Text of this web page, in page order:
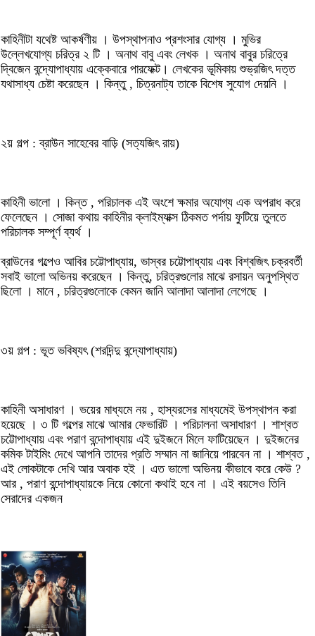
কাহিনীটা যথেষ্ট আকর্ষণীয় । উপস্থাপনাও প্রশংসার যোগ্য । মুভির
উল্লেখযোগ্য চরিত্র ২ টি । অনাথ বাবু এবং লেখক । অনাথ বাবুর চরিত্রে
দ্বিজেন বন্দ্যোপাধ্যায় এক্কেবারে পারফেক্ট। লেখকের ভূমিকায় শুভ্রজিৎ দত্ত
যথাসাধ্য চেষ্টা করেছেন । কিন্তু , চিত্রনাট্য তাকে বিশেষ সুযোগ দেয়নি ।
২য় গল্প : ব্রাউন সাহেবের বাড়ি (সত্যজিৎ রায়)
কাহিনী ভালো । কিন্ত , পরিচালক এই অংশে ক্ষমার অযোগ্য এক অপরাধ করে
ফেলেছেন । সোজা কথায় কাহিনীর ক্লাইম্যাক্স ঠিকমত পর্দায় ফুটিয়ে তুলতে
পরিচালক সম্পূর্ণ ব্যর্থ ।
ব্রাউনের গল্পেও আবির চট্টোপাধ্যায়, ভাস্বর চট্টোপাধ্যায় এবং বিশ্বজিৎ চক্রবর্তী
সবাই ভালো অভিনয় করেছেন । কিন্তু, চরিত্রগুলোর মাঝে রসায়ন অনুপস্থিত
ছিলো । মানে , চরিত্রগুলোকে কেমন জানি আলাদা আলাদা লেগেছে ।
৩য় গল্প : ভূত ভবিষ্যৎ (শরদিন্দু বন্দ্যোপাধ্যায়)
কাহিনী অসাধারণ । ভয়ের মাধ্যমে নয় , হাস্যরসের মাধ্যমেই উপস্থাপন করা
হয়েছে । ৩ টি গল্পের মাঝে আমার ফেভারিট । পরিচালনা অসাধারণ । শাশ্বত
চট্টোপাধ্যায় এবং পরাণ বন্দোপাধ্যায় এই দুইজনে মিলে ফাটিয়েছেন । দুইজনের
কমিক টাইমিং দেখে আপনি তাদের প্রতি সম্মান না জানিয়ে পারবেন না । শাশ্বত ,
এই লোকটাকে দেখি আর অবাক হই । এত ভালো অভিনয় কীভাবে করে কেউ ?
আর , পরাণ বন্দোপাধ্যায়কে নিয়ে কোনো কথাই হবে না । এই বয়সেও তিনি
সেরাদের একজন